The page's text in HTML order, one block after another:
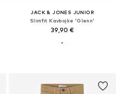
JACK & JONES JUNIOR
Slimfit Kavbojke 'Glenn'
39,90 €